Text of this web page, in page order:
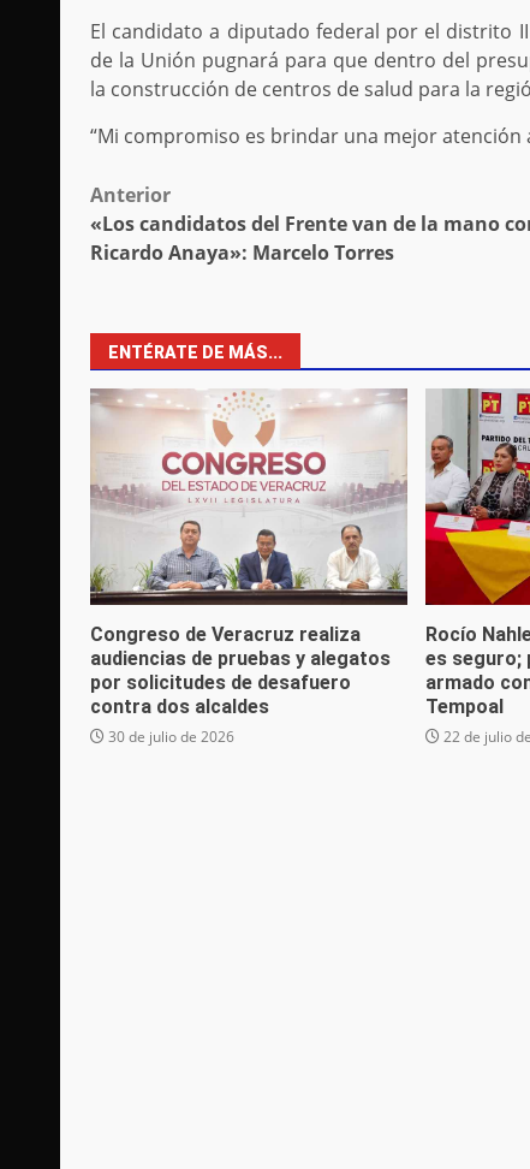
El candidato a diputado federal por el distrito
de la Unión pugnará para que dentro del
la construcción de centros de salud para la
“Mi compromiso es brindar una mejor atención
Post
navigation
Anterior
«Los candidatos del Frente van de la mano
Ricardo Anaya»: Marcelo Torres
ENTÉRATE DE MÁS...
Congreso de Veracruz realiza
audiencias de pruebas y alegatos
por solicitudes de desafuero
contra dos alcaldes
30 de julio de 2026
Rocío
es seguro;
armado
Tempoal
22 de julio